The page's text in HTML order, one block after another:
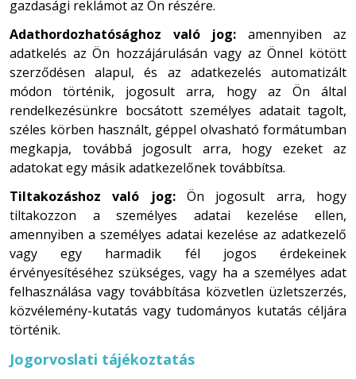
gazdasági reklámot az Ön részére.
Adathordozhatósághoz való jog: amennyiben az
adatkelés az Ön hozzájárulásán vagy az Önnel kötött
szerződésen alapul, és az adatkezelés automatizált
módon történik, jogosult arra, hogy az Ön által
rendelkezésünkre bocsátott személyes adatait tagolt,
széles körben használt, géppel olvasható formátumban
megkapja, továbbá jogosult arra, hogy ezeket az
adatokat egy másik adatkezelőnek továbbítsa.
Tiltakozáshoz való jog:Ön jogosult arra, hogy
tiltakozzon a személyes adatai kezelése ellen,
amennyiben a személyes adatai kezelése az adatkezelő
vagy egy harmadik fél jogos érdekeinek
érvényesítéséhez szükséges, vagy ha a személyes adat
felhasználása vagy továbbítása közvetlen üzletszerzés,
közvélemény-kutatás vagy tudományos kutatás céljára
történik.
Jogorvoslati tájékoztatás